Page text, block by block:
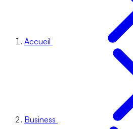
Accueil
Business